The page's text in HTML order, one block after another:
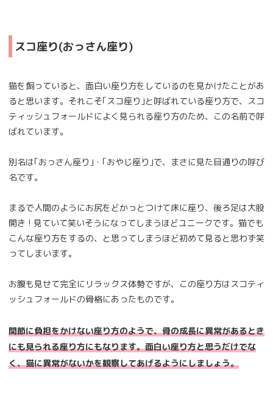
スコ座り(おっさん座り)
猫を飼っていると、面白い座り方をしているのを見かけたことがあ
ると思います。それこそ｢スコ座り｣と呼ばれている座り方で、スコ
ティッシュフォールドによく見られる座り方のため、この名前で呼
ばれています。
別名は｢おっさん座り｣・｢おやじ座り｣で、まさに見た目通りの呼び
名です。
まるで人間のようにお尻をどかっとつけて床に座り、後ろ足は大股
開き ! 見ていて笑いそうになってしまうほどユニークです。猫でも
こんな座り方をするの、と思ってしまうほど初めて見ると思わず笑
ってしまいます。
お腹も見せて完全にリラックス体勢ですが、この座り方はスコティ
ッシュフォールドの骨格にあったものです。
関節に負担をかけない座り方のようで、骨の成長に異常があるとき
にも見られる座り方にもなります。面白い座り方と思うだけでな
く、猫に異常がないかを観察してあげるようにしましょう。